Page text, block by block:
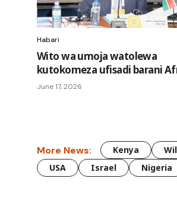
Habari
Wito wa umoja watolewa
kutokomeza ufisadi barani
June 17, 2026
More News: Kenya
USA
Israel Nigeria